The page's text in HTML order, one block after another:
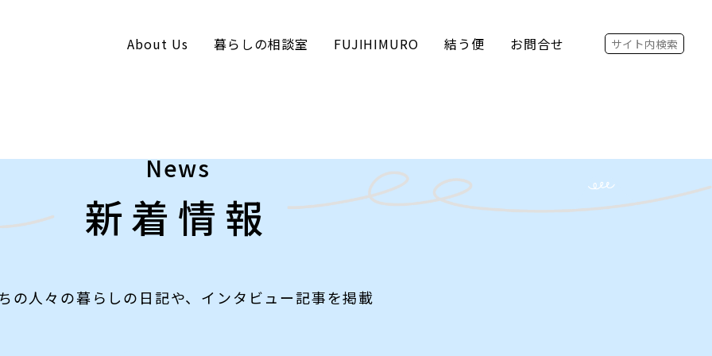
コンテンツへスキップ
About Us 暮らしの相談室 FUJIHIMURO 結う便 お問合せ Search for:
News
新着情報
の人々の暮らしの日記や、インタビュー記事を掲載